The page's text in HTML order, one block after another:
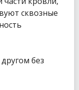
сквозные
без